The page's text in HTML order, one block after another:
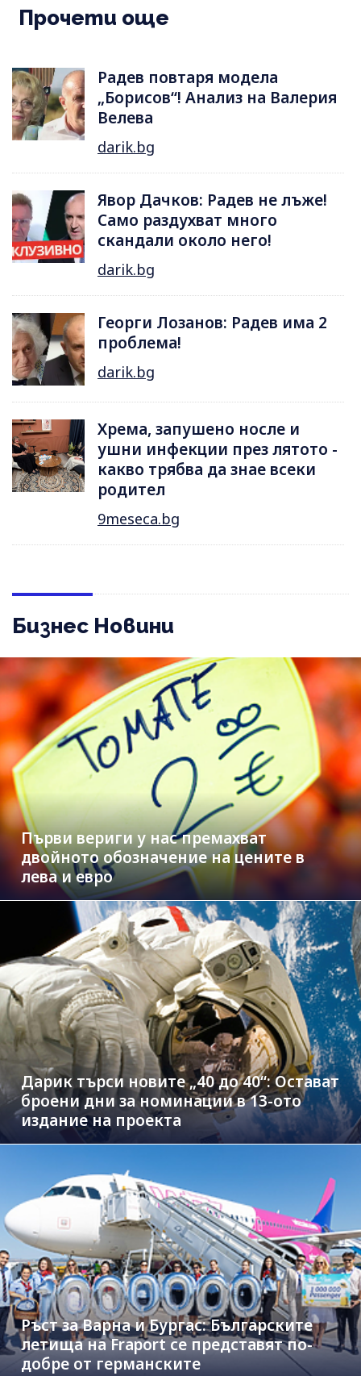
Прочети още
Радев повтаря модела
„Борисов“! Анализ на Валерия
Велева
darik.bg
Явор Дачков: Радев не лъже!
Само раздухват много
скандали около него!
darik.bg
Георги Лозанов: Радев има 2
проблема!
darik.bg
Хрема, запушено носле и
ушни инфекции през лятотo -
какво трябва да знае всеки
родител
9meseca.bg
Бизнес Новини
Първи вериги у нас премахват
двойното обозначение на цените в
лева и евро
Дарик търси новите „40 до 40“: Остават
броени дни за номинации в 13-ото
издание на проекта
Ръст за Варна и Бургас: Българските
летища на Fraport се представят по-
добре от германските